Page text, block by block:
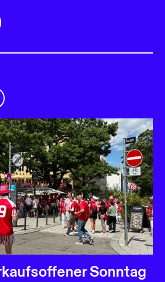
Sonntag